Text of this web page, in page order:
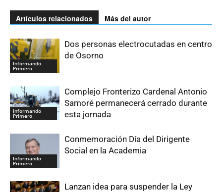
Artículos relacionados Más del autor
Informando
Primero
Dos personas electrocutadas en centro
de Osorno
Informando
Primero
Complejo Fronterizo Cardenal Antonio
Samoré permanecerá cerrado durante
esta jornada
Informando
Primero
Conmemoración Día del Dirigente
Social en la Academia
Lanzan idea para suspender la Ley